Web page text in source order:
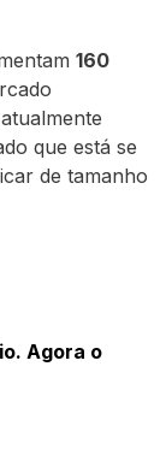
160
que está se
de tamanho
Agora o